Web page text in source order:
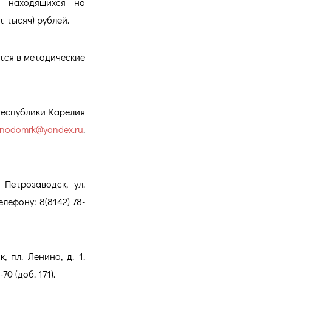
тысяч) рублей.
в методические
Карелия
.
ул.
8(8142) 78-
пл. Ленина, д. 1.
(доб. 171).